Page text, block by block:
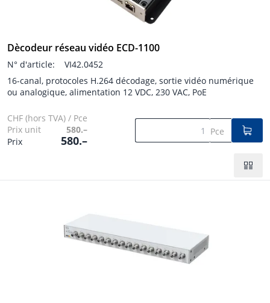
Dècodeur réseau vidéo ECD-1100
N° d'article:
VI42.0452
16-canal, protocoles H.264 décodage, sortie vidéo numérique
ou analogique, alimentation 12 VDC, 230 VAC, PoE
CHF (hors TVA) / Pce
Prix unit
580.–
Prix
580.–
Pce